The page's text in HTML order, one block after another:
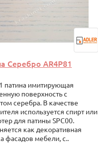
Серебро AR4P81
патина имитирующая
поверхность с
серебра. В качестве
используется спирт или
для патины SPC00.
как декоративная
фасадов мебели, с..